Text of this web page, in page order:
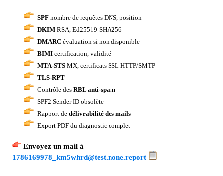
SPF nombre de requêtes DNS, position
DKIM RSA, Ed25519-SHA256
DMARC évaluation si non disponible
BIMI certification, validité
MTA-STS MX, certificats SSL HTTP/SMTP
TLS-RPT
Contrôle des RBL anti-spam
SPF2 Sender ID obsolète
Rapport de délivrabilité des mails
Export PDF du diagnostic complet
Envoyez un mail à
1786169978_km5whrd@test.none.report